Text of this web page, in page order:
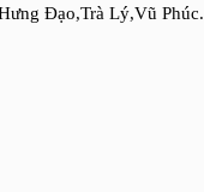
Đạo,Trà Lý,Vũ Phúc.